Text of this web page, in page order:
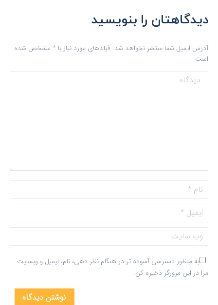
دیدگاهتان را بنویسید
آدرس ایمیل شما منتشر نخواهد شد. فیلدهای مورد نیاز با * مشخص شده
است
دیدگاه
نام *
ایمیل *
وب سایت
به منظور دسترسی آسوده تر در هنگام نظر دهی، نام، ایمیل و وبسایت
مرا در این مرورگر ذخیره کن.
نوشتن دیدگاه